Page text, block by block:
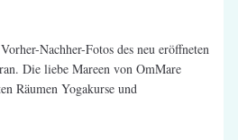
Nachher-Fotos des neu eröffneten
Die liebe Mareen von OmMare
Räumen Yogakurse und